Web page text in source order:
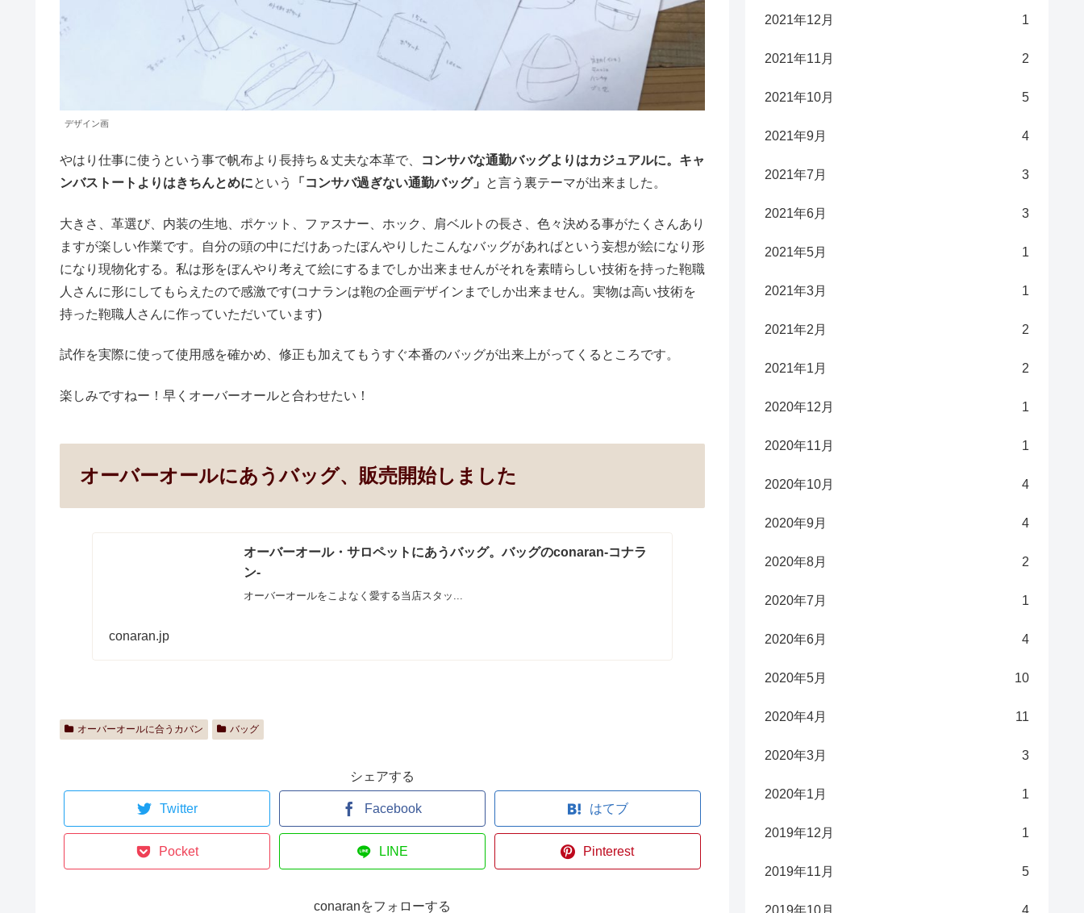
デザイン画
やはり仕事に使うという事で帆布より長持ち＆丈夫な本革で、
コンサバな通勤バッグよりはカジュアルに。キャ
ンバストートよりはきちんとめにという 「コンサバ過ぎない通勤バッグ」 と言う裏テーマが出来ました。
大きさ、革選び、内装の生地、ポケット、ファスナー、ホック、肩ベルトの長さ、色々決める事がたくさんあり
ますが楽しい作業です。自分の頭の中にだけあったぼんやりしたこんなバッグがあればという妄想が絵になり形
になり現物化する。私は形をぼんやり考えて絵にするまでしか出来ませんがそれを素晴らしい技術を持った鞄職
人さんに形にしてもらえたので感激です(コナランは鞄の企画デザインまでしか出来ません。実物は高い技術を
持った鞄職人さんに作っていただいています)
試作を実際に使って使用感を確かめ、修正も加えてもうすぐ本番のバッグが出来上がってくるところです。
楽しみですねー！早くオーバーオールと合わせたい！
オーバーオールにあうバッグ、販売開始しました
オーバーオール・サロペットにあうバッグ。バッグのconaran-コナラ
ン-
オーバーオールをこよなく愛する当店スタッ...
conaran.jp
オーバーオールに合うカバン バッグ
シェアする
Twitter Facebook はてブ
Pocket LINE Pinterest
conaranをフォローする
2021年12月 1
2021年11月 2
2021年10月 5
2021年9月 4
2021年7月 3
2021年6月 3
2021年5月 1
2021年3月 1
2021年2月 2
2021年1月 2
2020年12月 1
2020年11月 1
2020年10月 4
2020年9月 4
2020年8月 2
2020年7月 1
2020年6月 4
2020年5月 10
2020年4月 11
2020年3月 3
2020年1月 1
2019年12月 1
2019年11月 5
2019年10月 4